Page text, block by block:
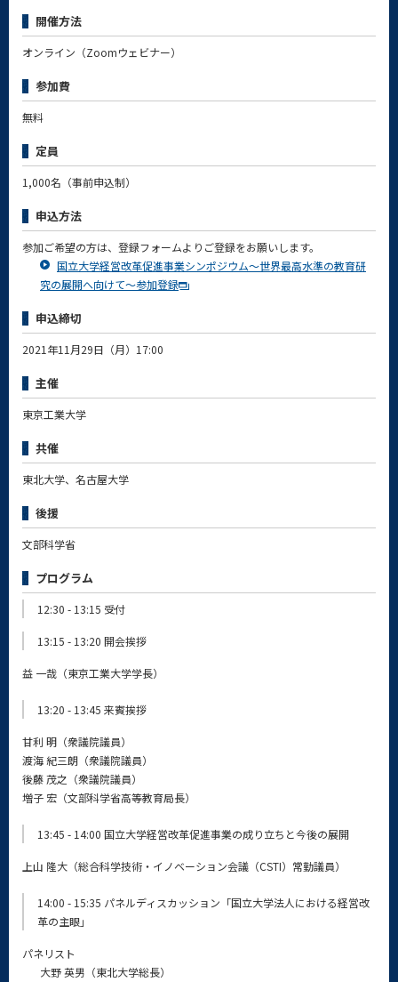
開催方法
オンライン（Zoomウェビナー）
参加費
無料
定員
1,000名（事前申込制）
申込方法
参加ご希望の方は、登録フォームよりご登録をお願いします。
国立大学経営改革促進事業シンポジウム～世界最高水準の教育研
究の展開へ向けて～参加登録
申込締切
2021年11月29日（月）17:00
主催
東京工業大学
共催
東北大学、名古屋大学
後援
文部科学省
プログラム
12:30 - 13:15 受付
13:15 - 13:20 開会挨拶
益 一哉（東京工業大学学長）
13:20 - 13:45 来賓挨拶
甘利 明（衆議院議員）
渡海 紀三朗（衆議院議員）
後藤 茂之（衆議院議員）
増子 宏（文部科学省高等教育局長）
13:45 - 14:00 国立大学経営改革促進事業の成り立ちと今後の展開
上山 隆大（総合科学技術・イノベーション会議（CSTI）常勤議員）
14:00 - 15:35 パネルディスカッション「国立大学法人における経営改
革の主眼」
パネリスト
大野 英男（東北大学総長）